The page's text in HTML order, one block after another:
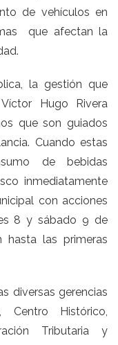
de vehículos en
que afectan la
la gestión que
Hugo Rivera
que son guiados
Cuando estas
de bebidas
inmediatamente
con acciones
8 y sábado 9 de
hasta las primeras
diversas gerencias
Centro Histórico,
Tributaria y